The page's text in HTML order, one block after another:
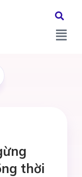
thời